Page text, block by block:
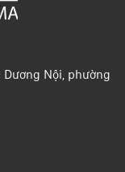
Nội, phường